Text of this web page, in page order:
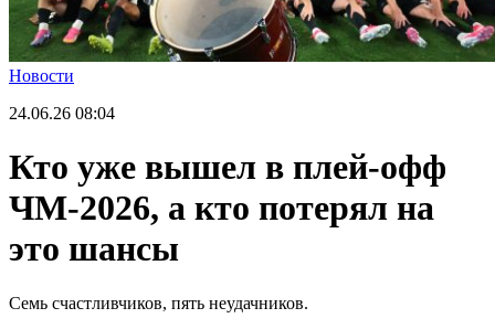
Новости
24.06.26 08:04
Кто уже вышел в плей-офф
ЧМ-2026, а кто потерял на
это шансы
Семь счастливчиков, пять неудачников.